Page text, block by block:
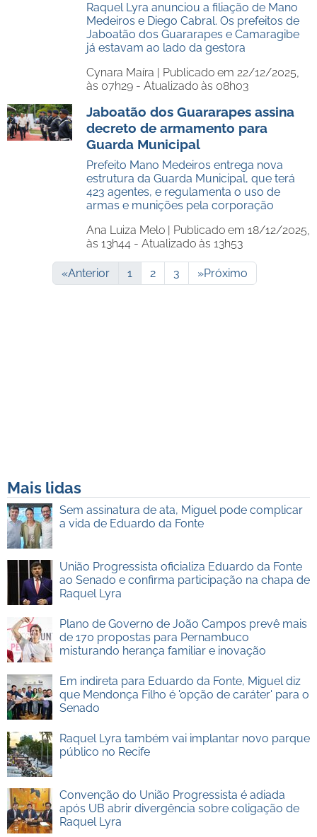
Raquel Lyra anunciou a filiação de Mano
Medeiros e Diego Cabral. Os prefeitos de
Jaboatão dos Guararapes e Camaragibe
já estavam ao lado da gestora
Cynara Maíra | Publicado em 22/12/2025,
às 07h29 - Atualizado às 08h03
Jaboatão dos Guararapes assina
decreto de armamento para
Guarda Municipal
Prefeito Mano Medeiros entrega nova
estrutura da Guarda Municipal, que terá
423 agentes, e regulamenta o uso de
armas e munições pela corporação
Ana Luiza Melo | Publicado em 18/12/2025,
às 13h44 - Atualizado às 13h53
«Anterior 1 2 3 »Próximo
Mais lidas
Sem assinatura de ata, Miguel pode complicar
a vida de Eduardo da Fonte
União Progressista oficializa Eduardo da Fonte
ao Senado e confirma participação na chapa de
Raquel Lyra
Plano de Governo de João Campos prevê mais
de 170 propostas para Pernambuco
misturando herança familiar e inovação
Em indireta para Eduardo da Fonte, Miguel diz
que Mendonça Filho é 'opção de caráter' para o
Senado
Raquel Lyra também vai implantar novo parque
público no Recife
Convenção do União Progressista é adiada
após UB abrir divergência sobre coligação de
Raquel Lyra